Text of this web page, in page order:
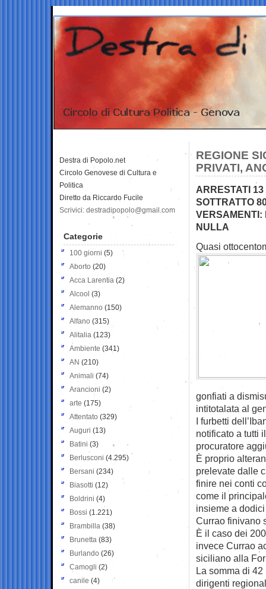
REGIONE
PRIVATI,
ARRESTATI
SOTTRATTO
VERSAMENTI:
NULLA
Quasi
gonfiati a
intitotalata al
I furbetti
notificato a tutti
procuratore
È proprio
prelevate dalle
finire nei conti
come il
insieme a
Currao finivano
È il caso dei
invece Currao
siciliano alla
La somma di
dirigenti
Destra di Popolo.net
Circolo Genovese di Cultura e
Politica
Diretto da Riccardo Fucile
Scrivici: destradipopolo@gmail.com
Categorie
100 giorni (5)
Aborto (20)
Acca Larentia (2)
Alcool (3)
Alemanno (150)
Alfano (315)
Alitalia (123)
Ambiente (341)
AN (210)
Animali (74)
Arancioni (2)
arte (175)
Attentato (329)
Auguri (13)
Batini (3)
Berlusconi (4.295)
Bersani (234)
Biasotti (12)
Boldrini (4)
Bossi (1.221)
Brambilla (38)
Brunetta (83)
Burlando (26)
Camogli (2)
canile (4)